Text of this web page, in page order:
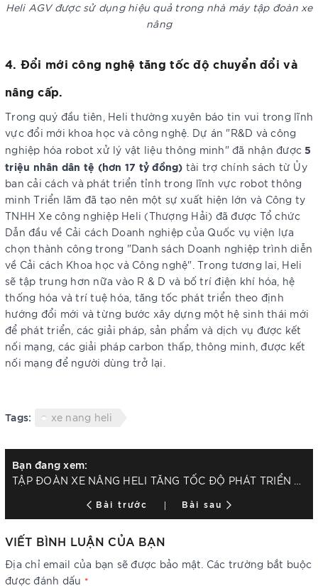
Heli AGV được sử dụng hiệu quả trong nhà máy tập đoàn xe
nâng
4. Đổi mới công nghệ tăng tốc độ chuyển đổi và
nâng cấp.
Trong quý đầu tiên, Heli thường xuyên báo tin vui trong lĩnh
vực đổi mới khoa học và công nghệ. Dự án "R&D và công
nghiệp hóa robot xử lý vật liệu thông minh" đã nhận được5
triệu nhân dân tệ (hơn 17 tỷ đồng) tài trợ chính sách từ Ủy
ban cải cách và phát triển tỉnh trong lĩnh vực robot thông
minh Triển lãm đã tạo nên một sự xuất hiện lớn và Công ty
TNHH Xe công nghiệp Heli (Thượng Hải) đã được Tổ chức
Dẫn đầu về Cải cách Doanh nghiệp của Quốc vụ viện lựa
chọn thành công trong "Danh sách Doanh nghiệp trình diễn
về Cải cách Khoa học và Công nghệ". Trong tương lai, Heli
sẽ tập trung hơn nữa vào R & D và bố trí điện khí hóa, hệ
thống hóa và trí tuệ hóa, tăng tốc phát triển theo định
hướng đổi mới và từng bước xây dựng một hệ sinh thái mới
để phát triển, các giải pháp, sản phẩm và dịch vụ được kết
nối mạng, các giải pháp carbon thấp, thông minh, được kết
nối mạng để người dùng trở lại.
Tags: xe nang heli
Bạn đang xem:
Bài trước Bài sau
VIẾT BÌNH LUẬN CỦA BẠN
Địa chỉ email của bạn sẽ được bảo mật. Các trường bắt buộc
được đánh dấu *